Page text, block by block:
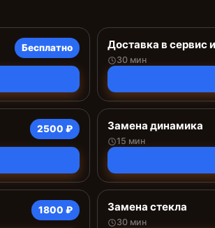
Бесплатно Доставка в сервис
30 мин
2500 ₽ Замена динамика
15 мин
1800 ₽ Замена стекла
30 мин